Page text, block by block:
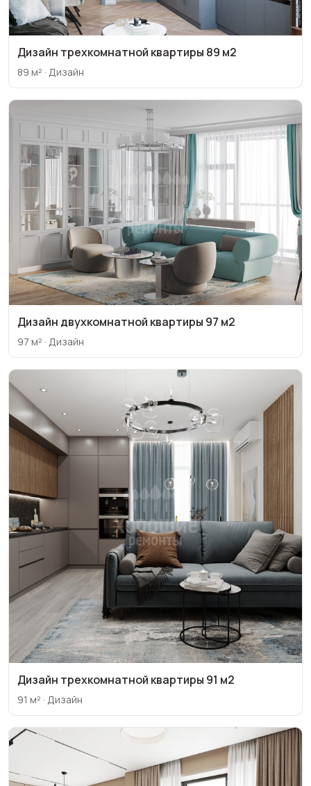
Дизайн трехкомнатной квартиры 89 м2
89 м² · Дизайн
Дизайн двухкомнатной квартиры 97 м2
97 м² · Дизайн
Дизайн трехкомнатной квартиры 91 м2
91 м² · Дизайн